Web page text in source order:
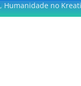
Humanidade no